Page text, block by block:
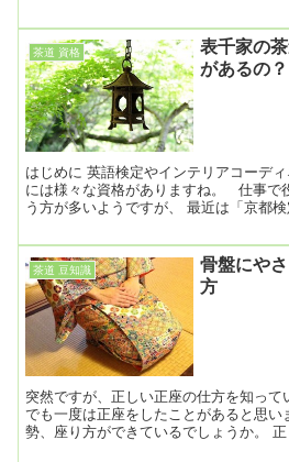
茶道 資格
表千家の
があるの？
はじめに 英語検定やインテリアコーデ
には様々な資格がありますね。 仕事で
う方が多いようですが、 最近は「京都
茶道 豆知識
骨盤にや
方
突然ですが、正しい正座の仕方を知っ
でも一度は正座をしたことがあると思い
勢、座り方ができているでしょうか。
骨盤が歪んだり、 また、逆に骨盤が歪